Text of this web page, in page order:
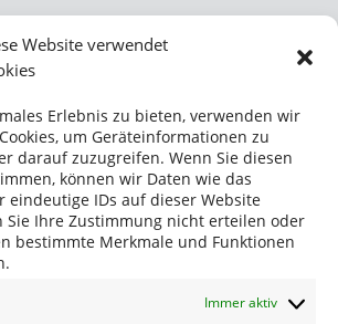
Website verwendet
Erlebnis zu bieten, verwenden wir
um Geräteinformationen zu
darauf zuzugreifen. Wenn Sie diesen
können wir Daten wie das
eindeutige IDs auf dieser Website
Sie Ihre Zustimmung nicht erteilen oder
bestimmte Merkmale und Funktionen
Immer aktiv
AG
825 64 62
67 37